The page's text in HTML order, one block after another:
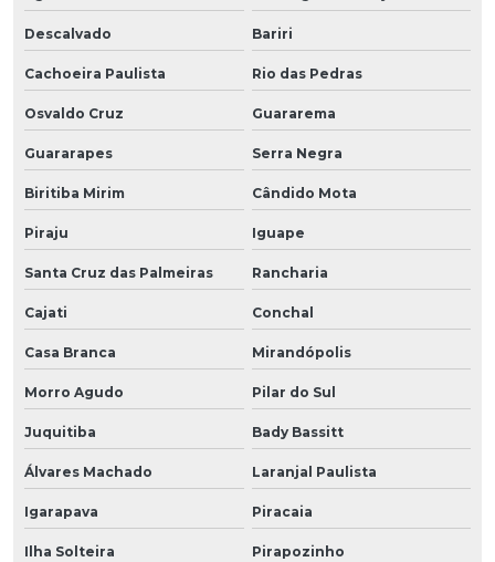
Descalvado Bariri
Cachoeira Paulista Rio das Pedras
Osvaldo Cruz Guararema
Guararapes Serra Negra
Biritiba Mirim Cândido Mota
Piraju Iguape
Santa Cruz das Palmeiras Rancharia
Cajati Conchal
Casa Branca Mirandópolis
Morro Agudo Pilar do Sul
Juquitiba Bady Bassitt
Álvares Machado Laranjal Paulista
Igarapava Piracaia
Ilha Solteira Pirapozinho